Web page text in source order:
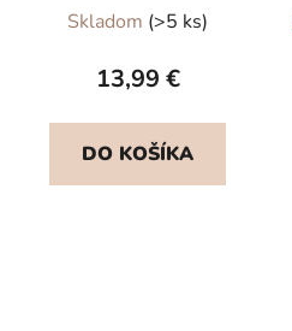
hodnotenie
produktu
5,0
z
Skladom (>5 ks)
13,99 €
DO KOŠÍKA